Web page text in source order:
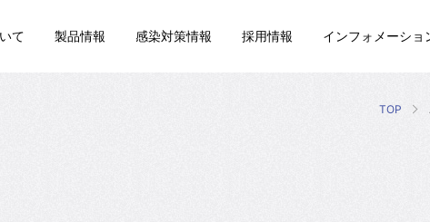
て 製品情報 感染対策情報 採用情報 インフォメーショ
TOP